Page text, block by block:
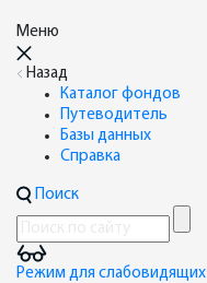
Меню
Назад
Каталог фондов
Путеводитель
Базы данных
Справка
Поиск
Режим для слабовидящих